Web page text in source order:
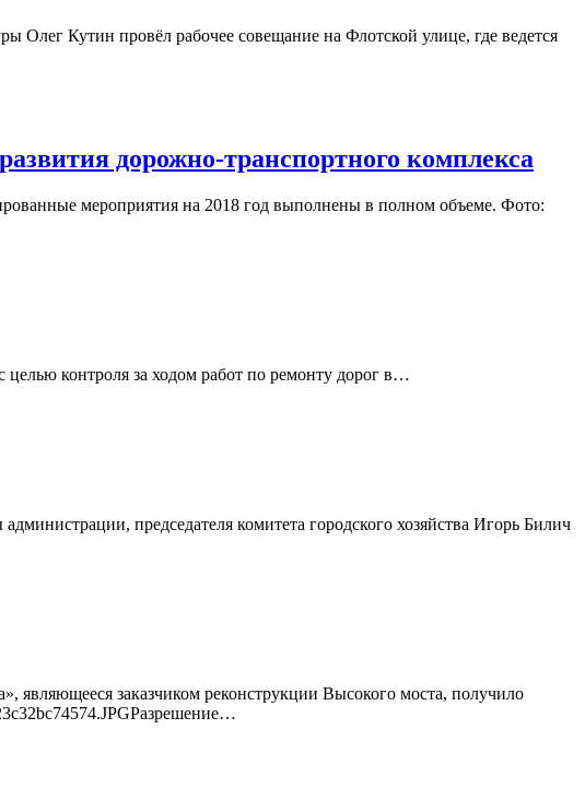
Олег Кутин провёл рабочее совещание на Флотской улице, где ведется
дорожно-транспортного комплекса
мероприятия на 2018 год выполнены в полном объеме. Фото:
контроля за ходом работ по ремонту дорог в…
председателя комитета городского хозяйства Игорь Билич
являющееся заказчиком реконструкции Высокого моста, получило